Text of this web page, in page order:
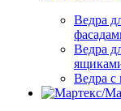
Ведра
Ведра
Ведра с